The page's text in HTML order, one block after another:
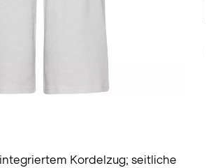
Kordelzug; seitliche